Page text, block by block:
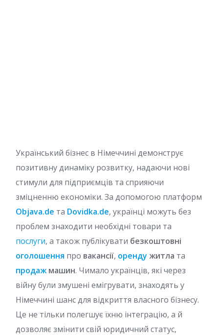
Український бізнес в Німеччині демонструє
позитивну динаміку розвитку, надаючи нові
стимули для підприємців та сприяючи
зміцненню економіки. За допомогою платформ
Objava.de та Dovidka.de, українці можуть без
проблем знаходити необхідні товари та
послуги, а також публікувати безкоштовні
оголошення про вакансії, оренду житла та
продажмашин. Чимало українців, які через
війну були змушені емігрувати, знаходять у
Німеччині шанс для відкриття власного бізнесу.
Це не тільки полегшує їхню інтеграцію, а й
дозволяє змінити свій юридичний статус,